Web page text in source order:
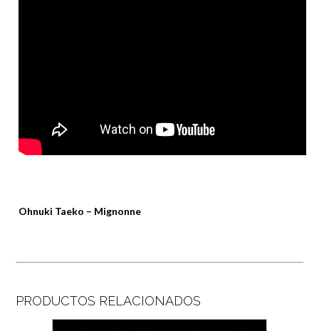
Ohnuki Taeko – Mignonne
PRODUCTOS RELACIONADOS